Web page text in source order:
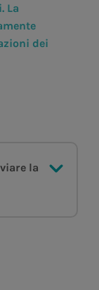
La
dei
la